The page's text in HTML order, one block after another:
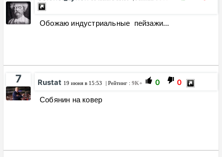
Обожаю индустриальные пейзажи...
7 Rustat 19 июня в 15:53 | Рейтинг : 9K+ 0 0
Собянин на ковер